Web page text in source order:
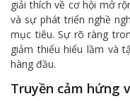
giải thích về cơ hội mở
và sự phát triển nghề
mục tiêu. Sự rõ ràng
giảm thiểu hiểu lầm và
hàng đầu.
Truyền cảm hứng